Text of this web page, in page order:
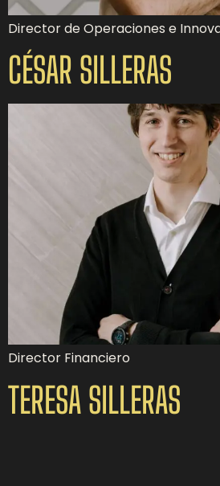
Director de Operaciones e
CÉSAR SILLERAS
Director Financiero
TERESA SILLERAS